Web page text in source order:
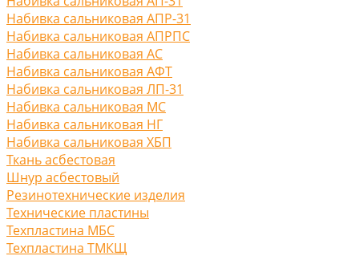
Набивка сальниковая АПР-31
Набивка сальниковая АПРПС
Набивка сальниковая АС
Набивка сальниковая АФТ
Набивка сальниковая ЛП-31
Набивка сальниковая МС
Набивка сальниковая НГ
Набивка сальниковая ХБП
Ткань асбестовая
Шнур асбестовый
Резинотехнические изделия
Технические пластины
Техпластина МБС
Техпластина ТМКЩ